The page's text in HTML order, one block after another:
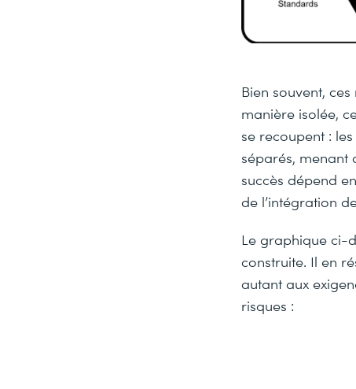
Bien souvent,
manière isolée,
se recoupent :
séparés, menant
succès dépend
de l’intégration
Le graphique ci-
construite. Il en
autant aux
risques :